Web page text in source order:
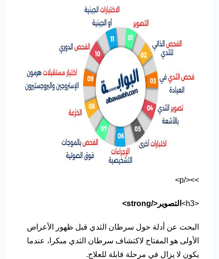
>></p>
<h3> التصوير</strong>
البحث عن أدلة حول سرطان الثدي قبل ظهور الأعراض
الأولى هو المفتاح لاكتشاف سرطان الثدي مبكرا، عندما
يكون لا يزال في مرحلة قابلة للعلاج.